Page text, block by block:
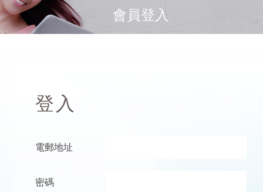
會員登入
登入
電郵地址
密碼